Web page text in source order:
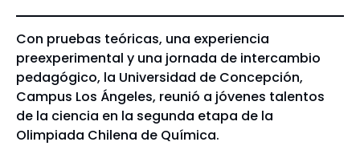
Con pruebas teóricas, una experiencia
preexperimental y una jornada de intercambio
pedagógico, la Universidad de Concepción,
Campus Los Ángeles, reunió a jóvenes talentos
de la ciencia en la segunda etapa de la
Olimpiada Chilena de Química.